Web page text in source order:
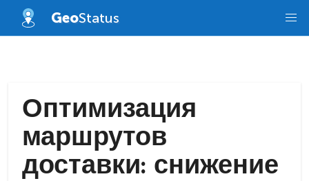
GeoStatus
Оптимизация
маршрутов
доставки: снижение